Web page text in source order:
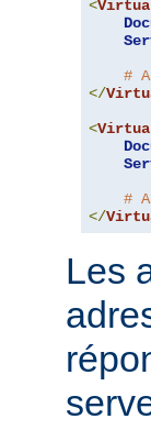
<
#
</
<
#
</
Les